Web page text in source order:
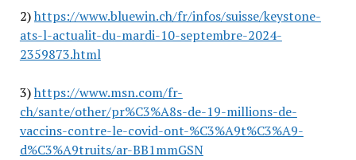
2)https://www.bluewin.ch/fr/infos/suisse/keystone-
ats-l-actualit-du-mardi-10-septembre-2024-
2359873.html
3)https://www.msn.com/fr-
ch/sante/other/pr%C3%A8s-de-19-millions-de-
vaccins-contre-le-covid-ont-%C3%A9t%C3%A9-
d%C3%A9truits/ar-BB1mmGSN